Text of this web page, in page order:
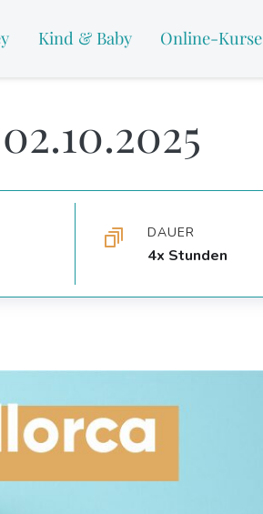
Kind & Baby Online-Kurse
DAUER
4x Stunden